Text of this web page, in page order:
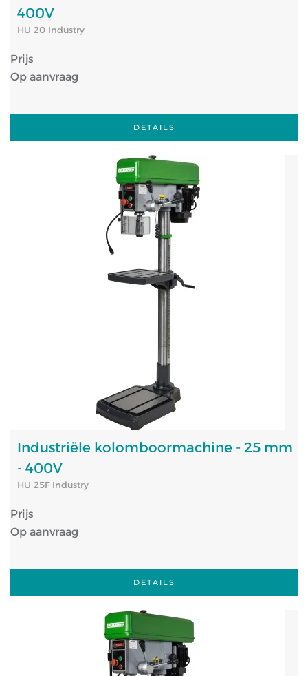
400V
HU 20 Industry
Prijs
Op aanvraag
DETAILS
Industriële kolomboormachine - 25 mm
- 400V
HU 25F Industry
Prijs
Op aanvraag
DETAILS